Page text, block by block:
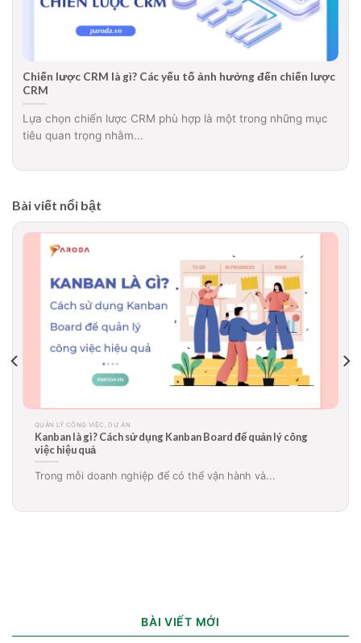
Chiến lược CRM là gì? Các yếu tố ảnh hưởng đến chiến lược
CRM
Lựa chọn chiến lược CRM phù hợp là một trong những mục
tiêu quan trọng nhằm...
Bài viết nổi bật
QUẢN LÝ CÔNG VIỆC, DỰ ÁN
Sơ đồ Gantt là gì? Ứng dụng biểu đồ gantt trong quản lý dự
án, công việc hiệu quả
Sơ đồ Gantt là gì? Tại sao rất nhiều doanh...
BÀI VIẾT MỚI